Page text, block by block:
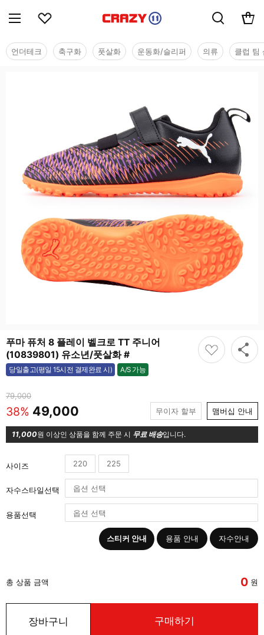
언더테크 축구화 풋살화 운동화/슬리퍼 의류 클럽 팀
푸마 퓨처 8 플레이 벨크로 TT 주니어
(10839801) 유소년/풋살화 #
당일출고(평일 15시전 결제완료 시) A/S 가능
가능
79,000
38% 49,000 무이자 할부 맴버십 안내
11,000원 이상인 상품을 함께 주문 시 무료 배송입니다.
사이즈 220 225
자수스타일선택
용품선택
스티커 안내 용품 안내 자수안내
총 상품 금액 0 원
장바구니 구매하기